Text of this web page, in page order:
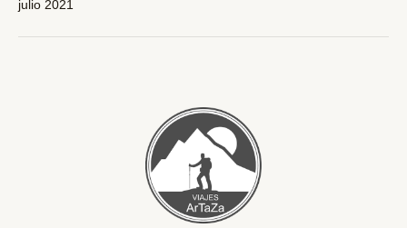
julio 2021